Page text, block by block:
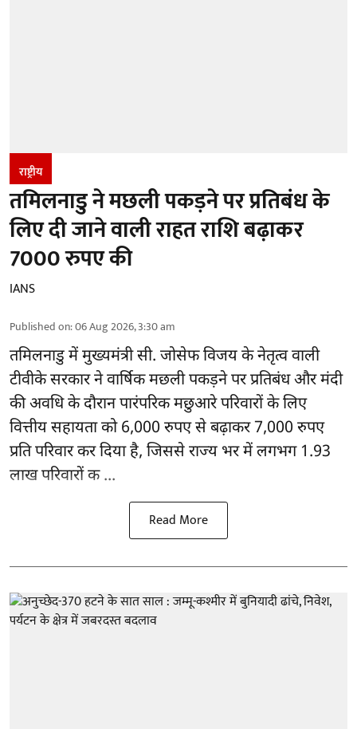
राष्ट्रीय
तमिलनाडु ने मछली पकड़ने पर प्रतिबंध के
लिए दी जाने वाली राहत राशि बढ़ाकर
7000 रुपए की
IANS
Published on:06 Aug 2026, 3:30 am
तमिलनाडुमें मुख्यमंत्री सी. जोसेफ विजय के नेतृत्व वाली
टीवीके सरकार ने वार्षिक मछली पकड़ने पर प्रतिबंध और मंदी
की अवधि के दौरान पारंपरिक मछुआरे परिवारों के लिए
वित्तीय सहायता को 6,000 रुपए से बढ़ाकर 7,000 रुपए
प्रति परिवार कर दिया है, जिससे राज्य भर में लगभग 1.93
लाख परिवारों क ...
Read More